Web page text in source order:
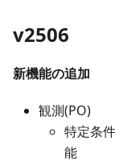
v2506
新機能の追加
観測(PO)
特定条
能